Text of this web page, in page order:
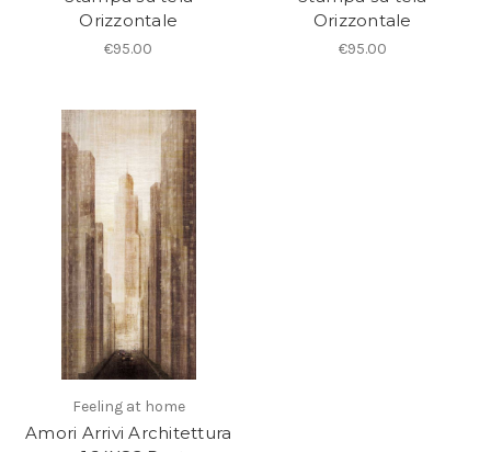
Orizzontale
€95.00
Orizzontale
€95.00
Feeling at home
Amori Arrivi Architettura